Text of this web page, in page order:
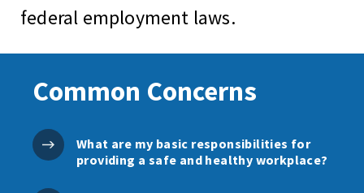
federal employment laws.
Common Concerns
What are my basic responsibilities for
providing a safe and healthy workplace?